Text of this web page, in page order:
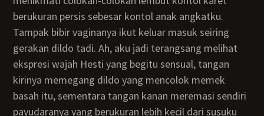
berukuran persis sebesar kontol anak angkatku.
Tampak bibir vaginanya ikut keluar masuk seiring
gerakan dildo tadi. Ah, aku jadi terangsang melihat
ekspresi wajah Hesti yang begitu sensual, tangan
kirinya memegang dildo yang mencolok memek
basah itu, sementara tangan kanan meremasi sendiri
payudaranya yang berukuran lebih kecil dari susuku